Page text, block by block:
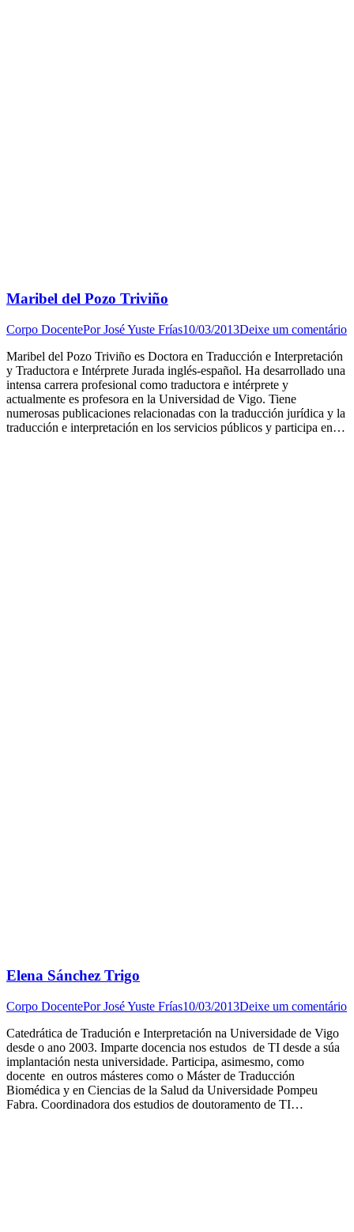
Maribel del Pozo Triviño
Corpo DocentePorJosé Yuste Frías10/03/2013Deixe um comentário
Maribel del Pozo Triviño es Doctora en Traducción e Interpretación
y Traductora e Intérprete Jurada inglés-español. Ha desarrollado una
intensa carrera profesional como traductora e intérprete y
actualmente es profesora en la Universidad de Vigo. Tiene
numerosas publicaciones relacionadas con la traducción jurídica y la
traducción e interpretación en los servicios públicos y participa en…
Elena Sánchez Trigo
Corpo DocentePorJosé Yuste Frías10/03/2013Deixe um comentário
Catedrática de Tradución e Interpretación na Universidade de Vigo
desde o ano 2003. Imparte docencia nos estudos de TI desde a súa
implantación nesta universidade. Participa, asimesmo, como
docente en outros másteres como o Máster de Traducción
Biomédica y en Ciencias de la Salud da Universidade Pompeu
Fabra. Coordinadora dos estudios de doutoramento de TI…